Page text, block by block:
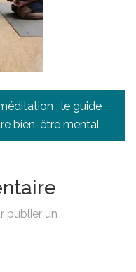
: le guide
bien-être mental
publier un